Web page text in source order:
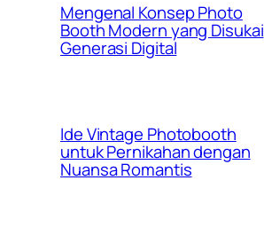
Mengenal Konsep Photo
Booth Modern yang Disukai
Generasi Digital
Ide Vintage Photobooth
untuk Pernikahan dengan
Nuansa Romantis